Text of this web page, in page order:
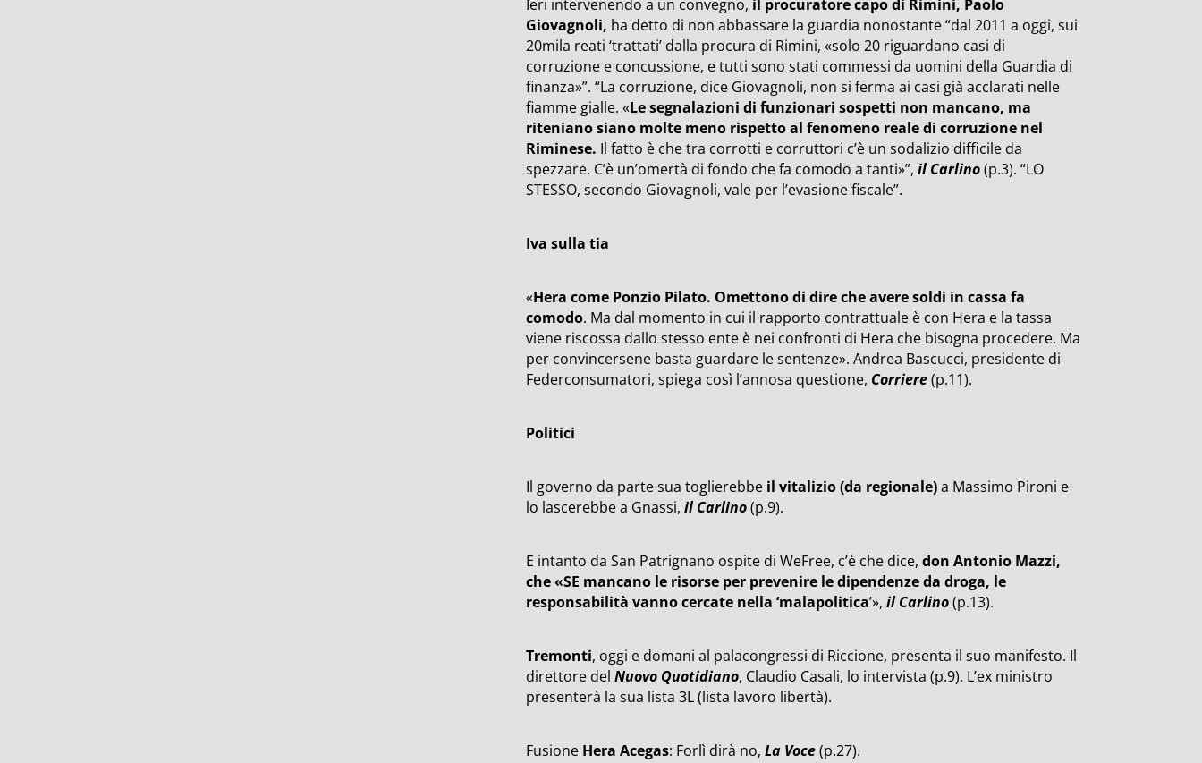
Ieri intervenendo a un convegno, il procuratore capo di Rimini, Paolo
Giovagnoli, ha detto di non abbassare la guardia nonostante “dal 2011 a oggi, sui
20mila reati ‘trattati’ dalla procura di Rimini, «solo 20 riguardano casi di
corruzione e concussione, e tutti sono stati commessi da uomini della Guardia di
finanza»”. “La corruzione, dice Giovagnoli, non si ferma ai casi già acclarati nelle
fiamme gialle. «Le segnalazioni di funzionari sospetti non mancano, ma
riteniano siano molte meno rispetto al fenomeno reale di corruzione nel
Riminese. Il fatto è che tra corrotti e corruttori c’è un sodalizio difficile da
spezzare. C’è un’omertà di fondo che fa comodo a tanti»”,il Carlino(p.3). “LO
STESSO, secondo Giovagnoli, vale per l’evasione fiscale”.
Iva sulla tia
«Hera come Ponzio Pilato. Omettono di dire che avere soldi in cassa fa
comodo. Ma dal momento in cui il rapporto contrattuale è con Hera e la tassa
viene riscossa dallo stesso ente è nei confronti di Hera che bisogna procedere. Ma
per convincersene basta guardare le sentenze». Andrea Bascucci, presidente di
Federconsumatori, spiega così l’annosa questione, Corriere(p.11).
Politici
Il governo da parte sua toglierebbe il vitalizio (da regionale)a Massimo Pironi e
lo lascerebbe a Gnassi,il Carlino(p.9).
E intanto da San Patrignano ospite di WeFree, c’è che dice,don Antonio Mazzi,
che «SE mancano le risorse per prevenire le dipendenze da droga, le
responsabilità vanno cercate nella ‘malapolitica’»,il Carlino(p.13).
Tremonti, oggi e domani al palacongressi di Riccione, presenta il suo manifesto. Il
direttore delNuovo Quotidiano, Claudio Casali, lo intervista (p.9). L’ex ministro
presenterà la sua lista 3L (lista lavoro libertà).
Fusione Hera Acegas: Forlì dirà no,La Voce(p.27).